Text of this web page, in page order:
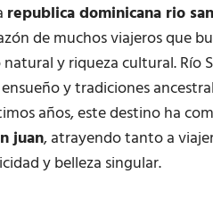
republica dominicana rio
de muchos viajeros que
y riqueza cultural. Río
y tradiciones
años, este destino ha
juan, atrayendo tanto a
y belleza singular.